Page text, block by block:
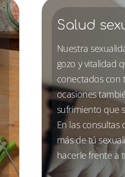
Salud
Nuestra
gozo y vitalidad
conectados con
ocasiones
sufrimiento que
En las
más de tú
hacerle frente a